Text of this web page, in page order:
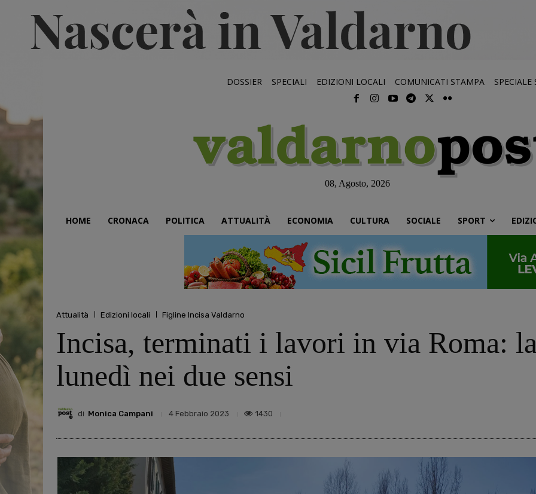
DOSSIER SPECIALI EDIZIONI LOCALI COMUNICATI STAMPA SPECIALE
08, Agosto, 2026
HOME CRONACA POLITICA ATTUALITÀ ECONOMIA CULTURA SOCIALE SPORT
Attualità Edizioni locali Figline Incisa Valdarno
Incisa, terminati i lavori in via Roma:
lunedì nei due sensi
di Monica Campani 4 Febbraio 2023 1430